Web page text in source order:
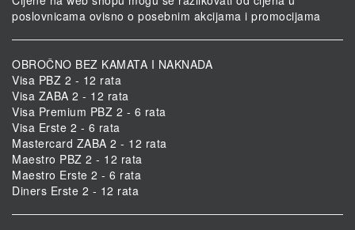
poslovnicama ovisno o posebnim akcijama i promocijama
OBROČNO BEZ KAMATA I NAKNADA
Visa PBZ 2 - 12 rata
Visa ZABA 2 - 12 rata
Visa Premium PBZ 2 - 6 rata
Visa Erste 2 - 6 rata
Mastercard ZABA 2 - 12 rata
Maestro PBZ 2 - 12 rata
Maestro Erste 2 - 6 rata
Diners Erste 2 - 12 rata